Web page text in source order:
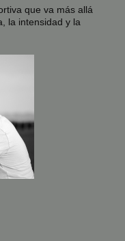
que va más allá
la intensidad y la